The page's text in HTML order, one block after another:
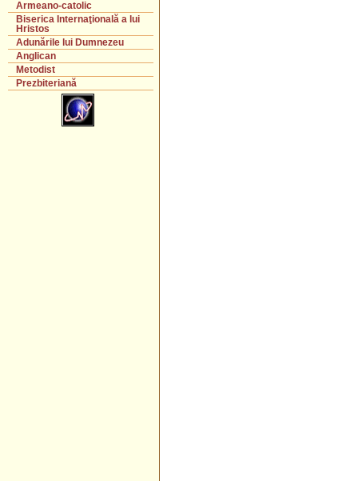
Armeano-catolic
Biserica Internaţională a lui
Hristos
Adunările lui Dumnezeu
Anglican
Metodist
Prezbiteriană